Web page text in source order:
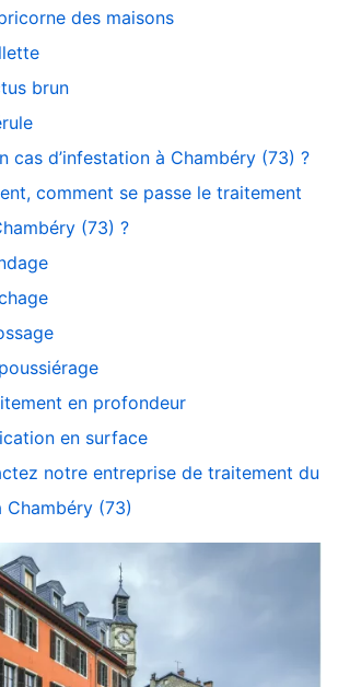
des maisons
brun
cas d’infestation à Chambéry (73) ?
comment se passe le traitement
(73) ?
en profondeur
en surface
notre entreprise de traitement du
Chambéry (73)